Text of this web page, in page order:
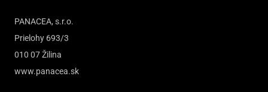
PANACEA, s.r.o.
Prielohy 693/3
010 07 Žilina
www.panacea.sk